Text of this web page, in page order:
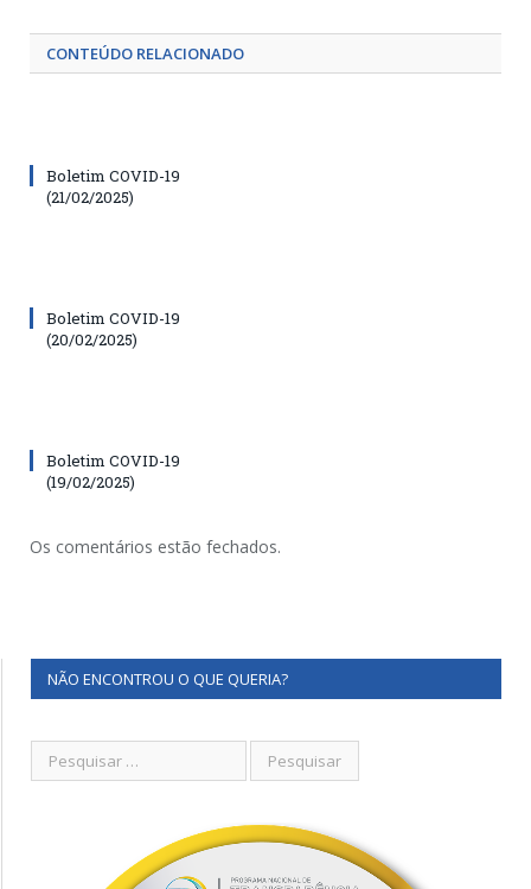
CONTEÚDO RELACIONADO
Boletim COVID-19
(21/02/2025)
Boletim COVID-19
(20/02/2025)
Boletim COVID-19
(19/02/2025)
Os comentários estão fechados.
NÃO ENCONTROU O QUE QUERIA?